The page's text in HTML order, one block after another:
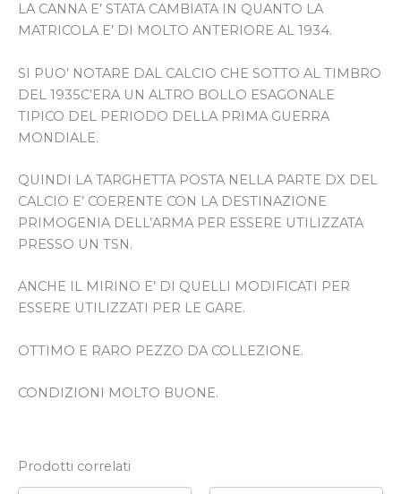
LA CANNA E’ STATA CAMBIATA IN QUANTO LA
MATRICOLA E’ DI MOLTO ANTERIORE AL 1934.
SI PUO’ NOTARE DAL CALCIO CHE SOTTO AL TIMBRO
DEL 1935C’ERA UN ALTRO BOLLO ESAGONALE
TIPICO DEL PERIODO DELLA PRIMA GUERRA
MONDIALE.
QUINDI LA TARGHETTA POSTA NELLA PARTE DX DEL
CALCIO E’ COERENTE CON LA DESTINAZIONE
PRIMOGENIA DELL’ARMA PER ESSERE UTILIZZATA
PRESSO UN TSN.
ANCHE IL MIRINO E’ DI QUELLI MODIFICATI PER
ESSERE UTILIZZATI PER LE GARE.
OTTIMO E RARO PEZZO DA COLLEZIONE.
CONDIZIONI MOLTO BUONE.
Prodotti correlati